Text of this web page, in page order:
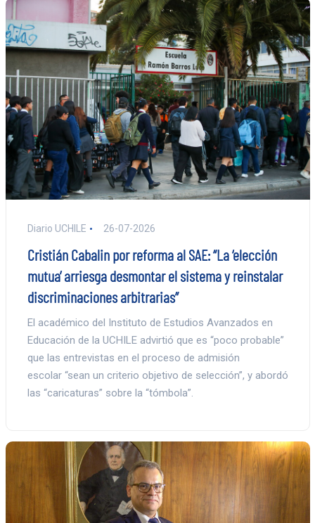
Diario UCHILE 26-07-2026
Cristián Cabalin por reforma al SAE: “La ‘elección
mutua’ arriesga desmontar el sistema y reinstalar
discriminaciones arbitrarias”
El académico del Instituto de Estudios Avanzados en
Educación de la UCHILE advirtió que es “poco probable”
que las entrevistas en el proceso de admisión
escolar “sean un criterio objetivo de selección”, y abordó
las “caricaturas” sobre la “tómbola”.